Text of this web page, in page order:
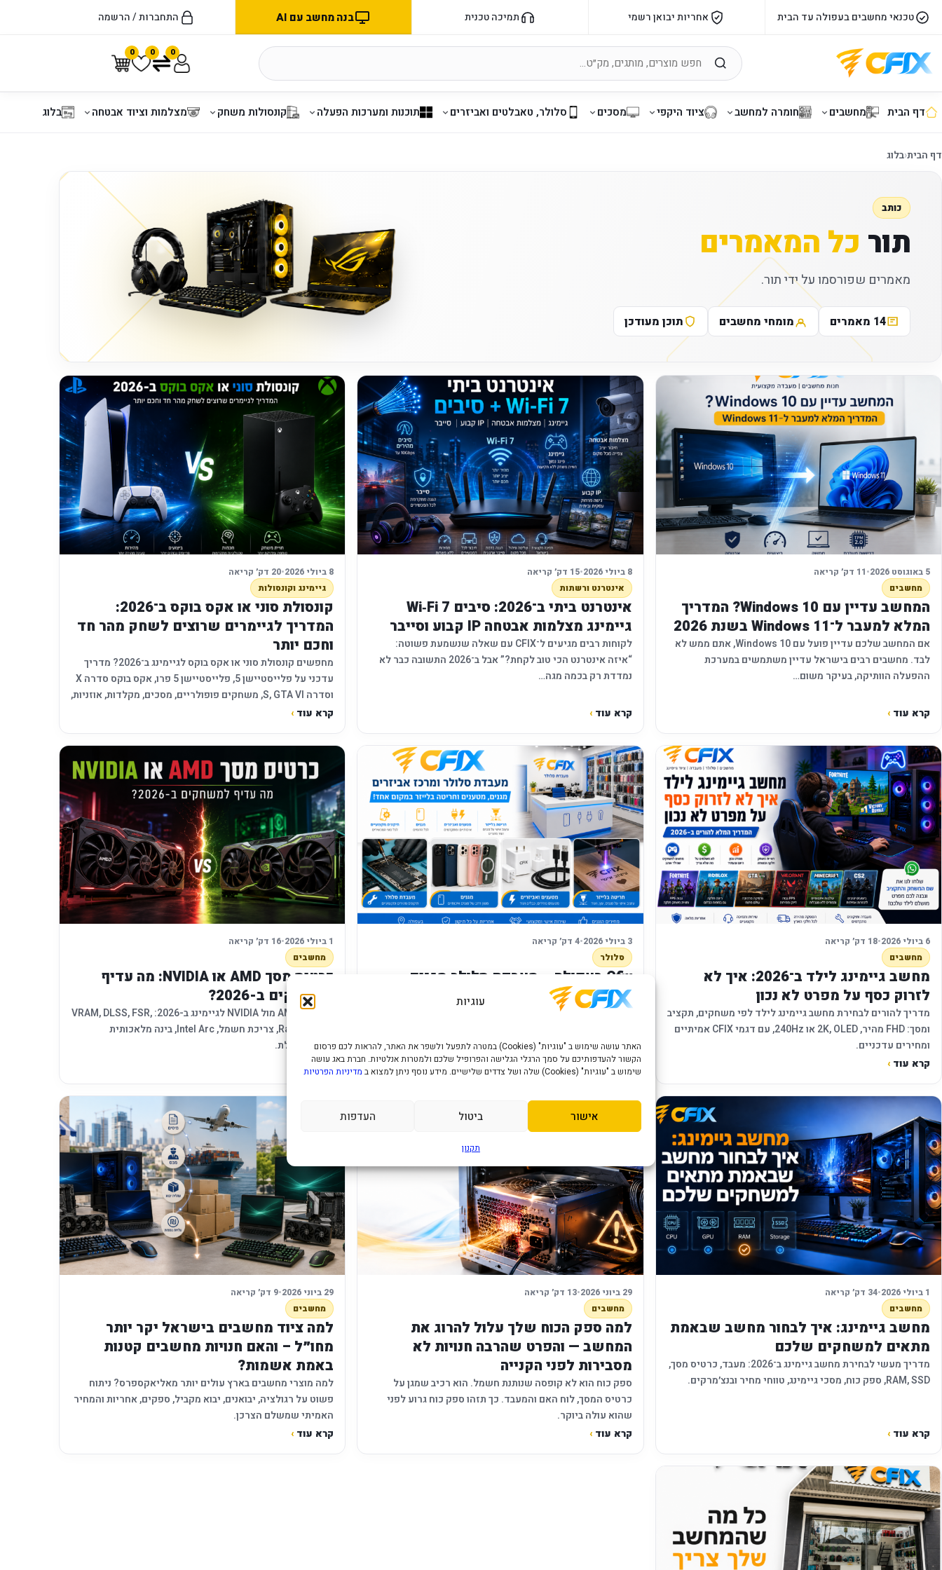
עוגיות
האתר עושה שימוש ב "עוגיות" (Cookies) במטרה לתפעל ולשפר את האתר, להראות לכם פרסום
הקשור להעדפותיכם על סמך הרגלי הגלישה והפרופיל שלכם ולמטרות אנלטיות. חברת באג עושה
שימוש ב "עוגיות" (Cookies) שלה ושל צדדים שלישיים. מידע נוסף ניתן למצוא ב
מדיניות הפרטיות
אישור ביטול העדפות
תקנון
טכנאי מחשבים בעפולה עד הבית אחריות יבואן רשמי תמיכה טכנית בנה מחשב עם AI התחברות / הרשמה
0 0 0
דף הבית מחשבים חומרה למחשב ציוד היקפי מסכים סלולר, טאבלטים ואביזרים תוכנות ומערכות הפעלה קונסולות משחק מצלמות וציוד אבטחה בלוג
דף הבית‹בלוג
כותב
תור כל המאמרים
מאמרים שפורסמו על ידי תור.
14 מאמרים מומחי מחשבים תוכן מעודכן
5 באוגוסט 2026 •11 דק׳ קריאה
מחשבים
המחשב עדיין עם Windows 10? המדריך
המלא למעבר ל־Windows 11 בשנת 2026
אם המחשב שלכם עדיין פועל עם Windows 10, אתם ממש לא
לבד. מחשבים רבים בישראל עדיין משתמשים במערכת
ההפעלה הוותיקה, בעיקר משום…
קרא עוד ›
8 ביולי 2026 •15 דק׳ קריאה
אינטרנט ורשתות
אינטרנט ביתי ב־2026: סיבים Wi‑Fi 7
גיימינג מצלמות אבטחה IP קבוע וסייבר
לקוחות רבים מגיעים ל־CFIX עם שאלה שנשמעת פשוטה:
“איזה אינטרנט הכי טוב לקחת?” אבל ב־2026 התשובה כבר לא
נמדדת רק בכמה מגה…
קרא עוד›
8 ביולי 2026 •20 דק׳ קריאה
גיימינג וקונסולות
קונסולת סוני או אקס בוקס ב־2026:
המדריך לגיימרים שרוצים לשחק מהר חד
וחכם יותר
מחפשים קונסולת סוני או אקס בוקס לגיימינג ב־2026? מדריך
עדכני על פלייסטיישן 5, פלייסטיישן 5 פרו, אקס בוקס סדרה X
וסדרה S, GTA VI, משחקים פופולריים, מסכים, מקלדות, אוזניות,
שיפור ביצועים ותיקון תקלות ב־CFIX.
קרא עוד ›
6 ביולי 2026 •18 דק׳ קריאה
מחשבים
מחשב גיימינג לילד ב־2026: איך לא
לזרוק כסף על מפרט לא נכון
מדריך להורים לבחירת מחשב גיימינג לילד לפי משחקים, תקציב
ומסך: FHD מהיר, 2K, OLED או 240Hz, עם דגמי CFIX אמיתיים
ומחירים עדכניים.
קרא עוד ›
3 ביולי 2026 •4 דק׳ קריאה
סלולר
Cfix בעפולה – מעבדת סלולר מגנים
מטענים וחריטה בלייזר במקום אחד
Cfix בעפולה מרכזת תיקוני סלולר, מגנים, מטענים, כבלי טעינה,
קרא עוד›
1 ביולי 2026 •16 דק׳ קריאה
מחשבים
כרטיס מסך AMD או NVIDIA: מה עדיף
למשחקים ב-2026?
השוואת AMD מול NVIDIA לגיימינג ב-2026: VRAM, DLSS, FSR,
Ray Tracing, צריכת חשמל, Intel Arc, בינה מלאכותית
ומחיר-תועלת.
קרא עוד
1 ביולי 2026 •34 דק׳ קריאה
מחשבים
מחשב גיימינג: איך לבחור מחשב שבאמת
מתאים למשחקים שלכם
מדריך מעשי לבחירת מחשב גיימינג ב־2026: מעבד, כרטיס מסך,
RAM, SSD, ספק כוח, מסכי גיימינג, טווחי מחיר ובנצ׳מרקים.
קרא עוד ›
29 ביוני 2026 •13 דק׳ קריאה
מחשבים
למה ספק הכוח שלך עלול להרוג את
המחשב — והפרט שהרבה חנויות לא
מסבירות לפני הקנייה
ספק כוח הוא לא קופסה שנותנת חשמל. הוא רכיב שמגן על
כרטיס המסך, לוח האם והמעבד. כך תזהו ספק כוח גרוע לפני
שהוא עולה ביוקר.
קרא עוד›
29 ביוני 2026 •9 דק׳ קריאה
מחשבים
למה ציוד מחשבים בישראל יקר יותר
מחו״ל – והאם חנויות מחשבים קטנות
באמת אשמות?
למה מוצרי מחשבים בארץ עולים יותר מאליאקספרס? ניתוח
פשוט על רגולציה, יבואנים, יבוא מקביל, ספקים, אחריות והמחיר
האמיתי שמשלם הצרכן.
קרא עוד ›